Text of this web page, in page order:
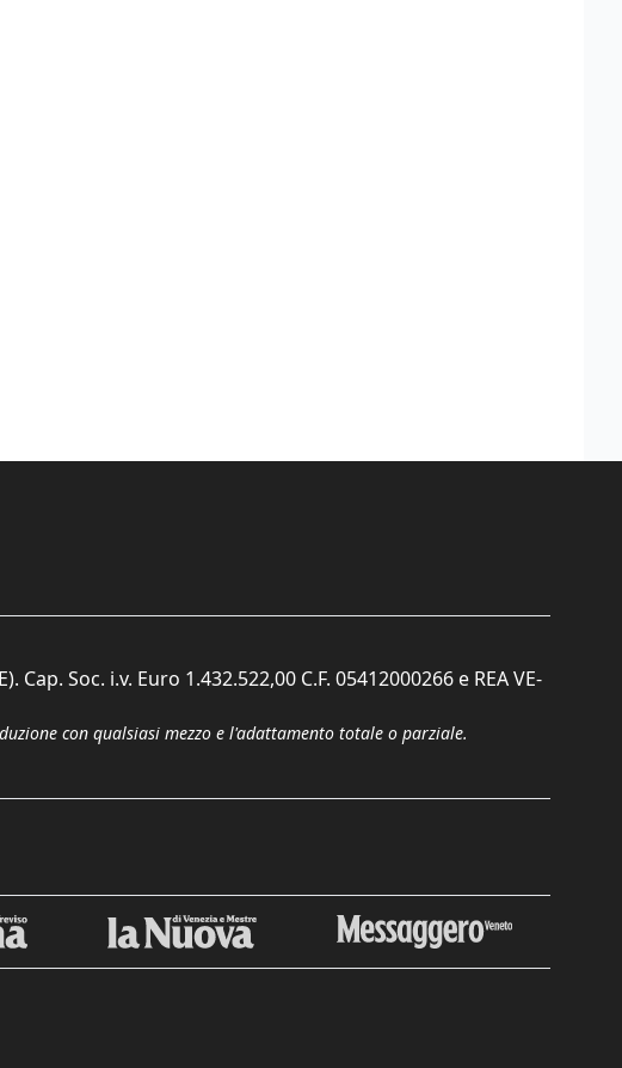
Soc. i.v. Euro 1.432.522,00 C.F. 05412000266 e REA VE-
con qualsiasi mezzo e l'adattamento totale o parziale.